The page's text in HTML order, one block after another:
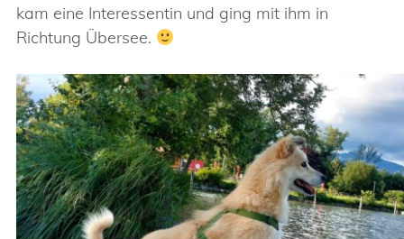
kam eine Interessentin und ging mit ihm in
Richtung Übersee.